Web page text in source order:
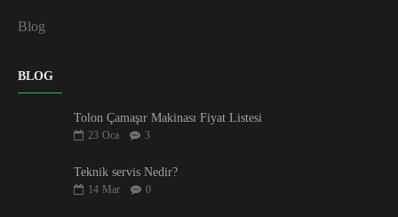
Blog
BLOG
Tolon Çamaşır Makinası Fiyat Listesi
23 Oca 3
Teknik servis Nedir?
14 Mar 0